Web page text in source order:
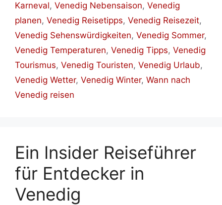
Karneval, Venedig Nebensaison, Venedig
planen, Venedig Reisetipps, Venedig Reisezeit,
Venedig Sehenswürdigkeiten, Venedig Sommer,
Venedig Temperaturen, Venedig Tipps, Venedig
Tourismus, Venedig Touristen, Venedig Urlaub,
Venedig Wetter, Venedig Winter, Wann nach
Venedig reisen
Ein Insider Reiseführer
für Entdecker in
Venedig